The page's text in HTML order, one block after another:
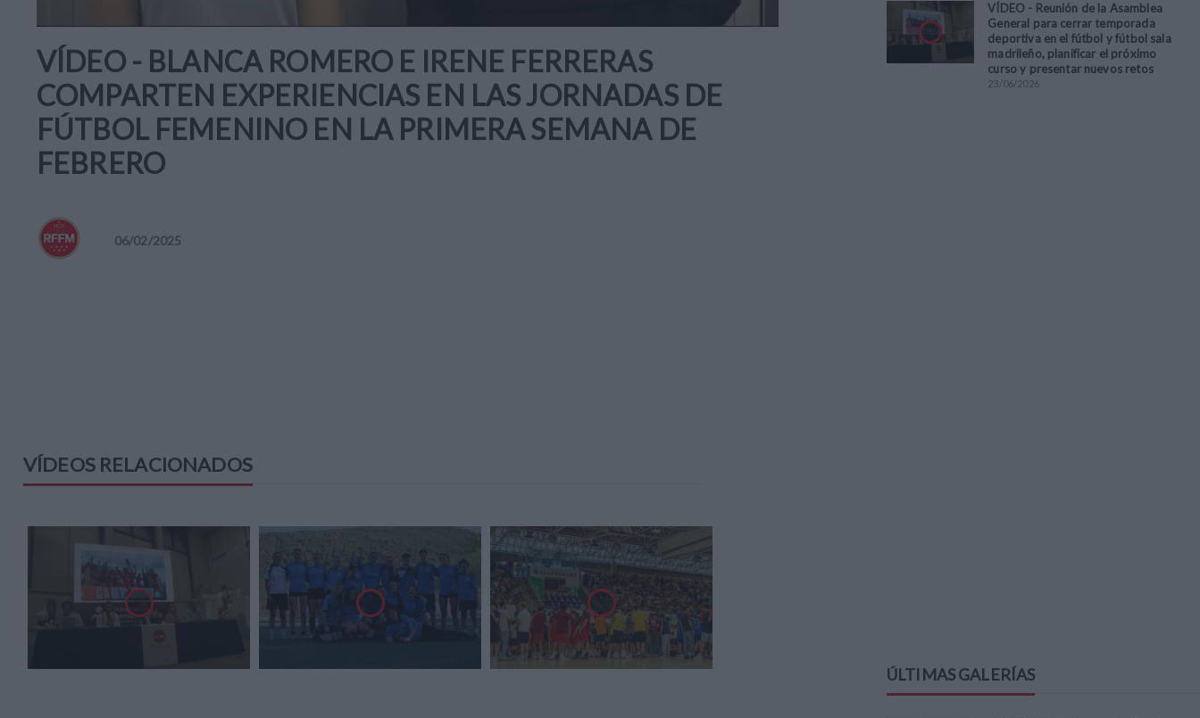
VÍDEO - BLANCA ROMERO E IRENE FERRERAS
COMPARTEN EXPERIENCIAS EN LAS JORNADAS DE
FÚTBOL FEMENINO EN LA PRIMERA SEMANA DE
FEBRERO
06/02/2025
VÍDEOS RELACIONADOS
VÍDEO - Reunión de la Asamblea
General para cerrar temporada
deportiva en el fútbol y fútbol sala
madrileño, planificar el próximo
curso y presentar nuevos retos
23/06/2026
ÚLTIMAS GALERÍAS